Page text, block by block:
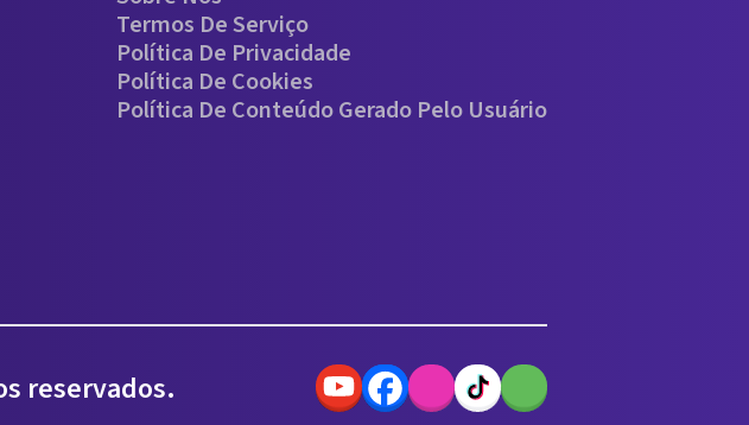
Termos De Serviço
Política De Privacidade
Política De Cookies
Política De Conteúdo Gerado Pelo Usuário
reservados.